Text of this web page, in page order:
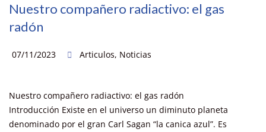
Nuestro compañero radiactivo: el gas
radón
07/11/2023 Articulos, Noticias
Nuestro compañero radiactivo: el gas radón
Introducción Existe en el universo un diminuto planeta
denominado por el gran Carl Sagan “la canica azul”. Es